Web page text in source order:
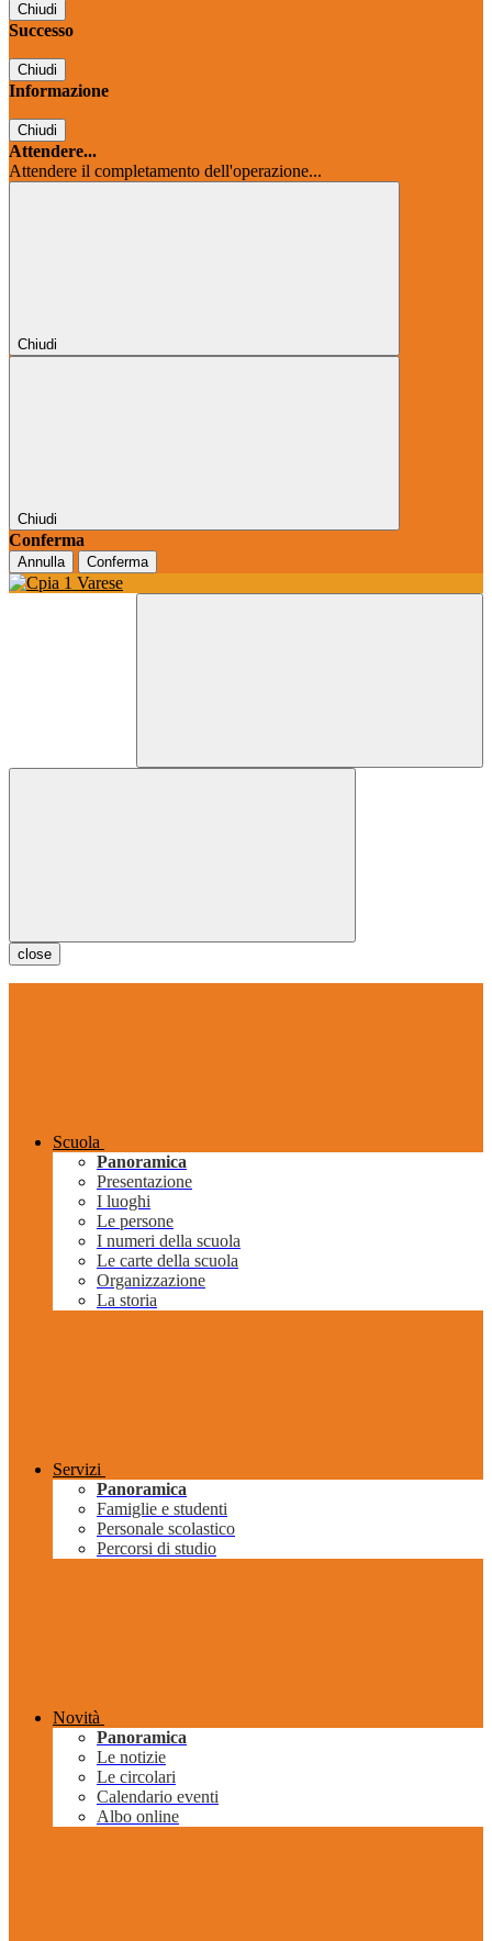
Chiudi
Successo
Chiudi
Informazione
Chiudi
Attendere...
Attendere il completamento dell'operazione...
Chiudi
Chiudi
Conferma
Annulla Conferma
close
Scuola
Panoramica
Presentazione
I luoghi
Le persone
I numeri della scuola
Le carte della scuola
Organizzazione
La storia
Servizi
Panoramica
Famiglie e studenti
Personale scolastico
Percorsi di studio
Novità
Panoramica
Le notizie
Le circolari
Calendario eventi
Albo online